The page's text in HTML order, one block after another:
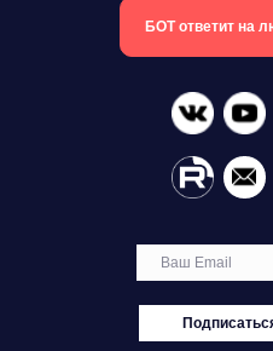
БОТ ответит на